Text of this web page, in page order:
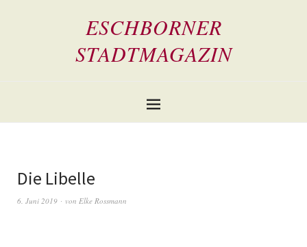
ESCHBORNER
STADTMAGAZIN
Die Libelle
6. Juni 2019 von Elke Rossmann